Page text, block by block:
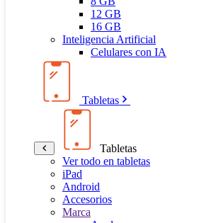
12 GB
16 GB
Inteligencia Artificial
Celulares con IA
Tabletas
Tabletas
Ver todo en tabletas
iPad
Android
Accesorios
Marca